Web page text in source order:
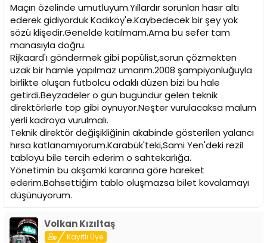
Maçın özelinde umutluyum.Yıllardır sorunları hasır altı
ederek gidiyorduk Kadıköy'e.Kaybedecek bir şey yok
sözü klişedir.Genelde katılmam.Ama bu sefer tam
manasıyla doğru.
Rijkaard'ı göndermek gibi popülist,sorun çözmekten
uzak bir hamle yapılmaz umarım.2008 şampiyonluğuyla
birlikte oluşan futbolcu odaklı düzen bizi bu hale
getirdi.Beyzadeler o gün bugündür gelen teknik
direktörlerle top gibi oynuyor.Neşter vurulacaksa malum
yerli kadroya vurulmalı.
Teknik direktör değişikliğinin akabinde gösterilen yalancı
hırsa katlanamıyorum.Karabük'teki,Sami Yen'deki rezil
tabloyu bile tercih ederim o sahtekarlığa.
Yönetimin bu akşamki kararına göre hareket
ederim.Bahsettiğim tablo oluşmazsa bilet kovalamayı
düşünüyorum.
Volkan Kızıltaş
Kayıtlı Üye